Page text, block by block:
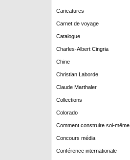
Caricatures
Carnet de voyage
Catalogue
Charles-Albert Cingria
Chine
Christian Laborde
Claude Marthaler
Collections
Colorado
Comment construire soi-même
Concours média
Conférence internationale